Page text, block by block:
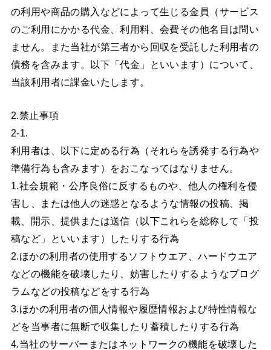
の利用や商品の購入などによって生じる金員（サービス
のご利用にかかる代金、利用料、会費その他名目は問い
ません。また当社が第三者から回収を受託した利用者の
債務を含みます。以下「代金」といいます）について、
当該利用者に課金いたします。
2.禁止事項
2-1.
利用者は、以下に定める行為（それらを誘発する行為や
準備行為も含みます）をおこなってはなりません。
1.社会規範・公序良俗に反するものや、他人の権利を侵
害し、または他人の迷惑となるような情報の投稿、掲
載、開示、提供または送信（以下これらを総称して「投
稿など」といいます）したりする行為
2.ほかの利用者の使用するソフトウエア、ハードウエア
などの機能を破壊したり、妨害したりするようなプログ
ラムなどの投稿などをする行為
3.ほかの利用者の個人情報や履歴情報および特性情報な
どを当事者に無断で収集したり蓄積したりする行為
4.当社のサーバーまたはネットワークの機能を破壊した